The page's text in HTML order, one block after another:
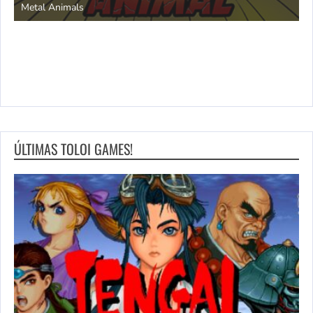
Metal Animals
ÚLTIMAS TOLOI GAMES!